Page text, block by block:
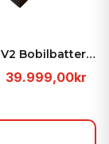
SKANBATT V2 Bobilbatteri 12V 480Ah – Under sete, L…
Opprinnelig
var:
39.999,00kr
er: